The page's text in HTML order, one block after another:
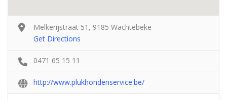
Melkerijstraat 51, 9185 Wachtebeke
Get Directions
0471 65 15 11
http://www.plukhondenservice.be/